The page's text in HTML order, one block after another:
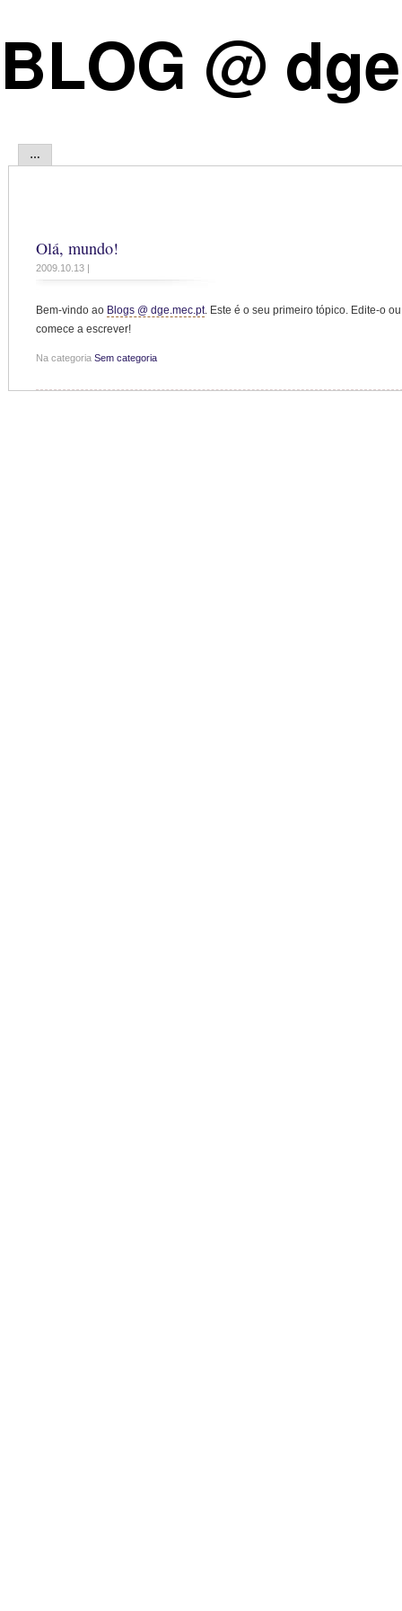
…
Olá, mundo!
2009.10.13 |
Bem-vindo ao Blogs @ dge.mec.pt. Este é o seu primeiro tópico. Edite-o
comece a escrever!
Na categoria Sem categoria